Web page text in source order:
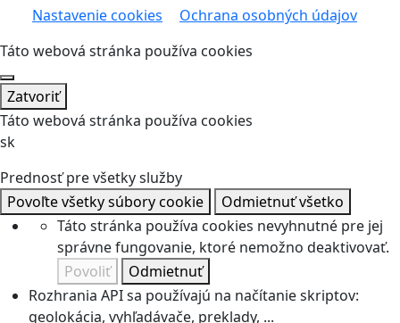
Nastavenie cookies
Ochrana osobných údajov
Táto webová stránka používa cookies
Zatvoriť
Táto webová stránka používa cookies
sk
Prednosť pre všetky služby
Povoľte všetky súbory cookie
Odmietnuť všetko
Táto stránka používa cookies nevyhnutné pre jej
správne fungovanie, ktoré nemožno deaktivovať.
Povoliť
Odmietnuť
Rozhrania API sa používajú na načítanie skriptov:
geolokácia, vyhľadávače, preklady, ...